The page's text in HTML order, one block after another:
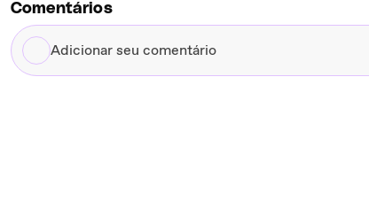
Comentários
Adicionar
seu